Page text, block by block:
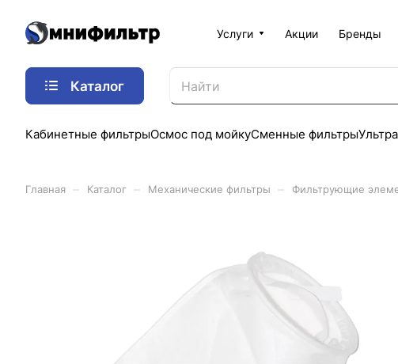
Услуги Акции Бренды
Каталог
Кабинетные фильтрыОсмос под мойкуСменные фильтры
Главная Каталог Механические фильтры Фильтрующие